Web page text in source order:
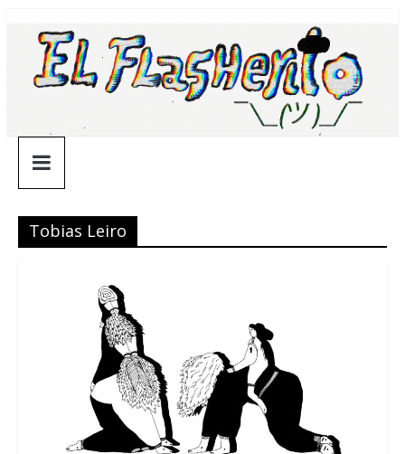
contenido
¯\_(ツ)_/
¯
Tobias Leiro